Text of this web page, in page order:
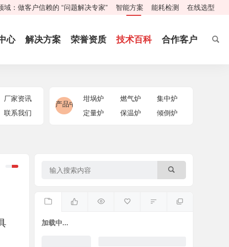
域：做客户信赖的 “问题解决专家” 智能方案 能耗检测 在线选型
心 解决方案 荣誉资质 技术百科 合作客户
厂家资讯
联系我们
产品中心
坩埚炉 燃气炉
集中炉
定量炉
保温炉 倾倒炉
加载中...